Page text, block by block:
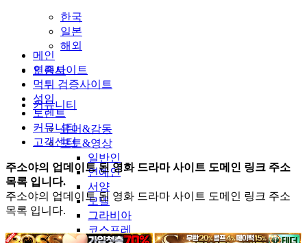
한국
일본
해외
토렌트
커뮤니티
유머&감동
포토&영상
일반인
연예인
서양
모델
그라비아
코스프레
메인
인증사이트
먹튀 검증사이트
성인
토렌트
커뮤니티
고객센터
주소야의 업데이트 된 영화 드라마 사이트 도메인 링크 주소
목록 입니다.
주소야의 업데이트 된 영화 드라마 사이트 도메인 링크 주소
목록 입니다.